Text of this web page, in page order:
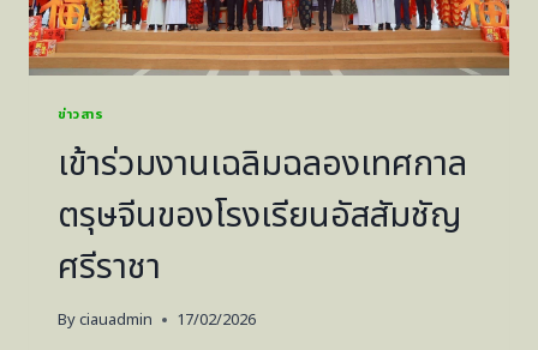
ข่าวสาร
เข้าร่วมงานเฉลิมฉลองเทศกาล
ตรุษจีนของโรงเรียนอัสสัมชัญ
ศรีราชา
Byciauadmin 17/02/2026